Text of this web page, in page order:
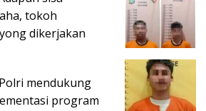
tokoh
dikerjakan
mendukung
program